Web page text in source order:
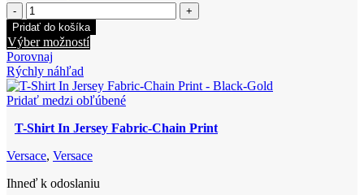
množstvo
T-
Shirt
In
Jersey
Fabric-
Barocco
Palm
Print
Pridať do košíka
Výber možnostíTento
viacero
variantov.
si
vybrať
stránke
Porovnaj
Rýchly náhľad
Pridať medzi obľúbené
T-Shirt In Jersey Fabric-Chain Print
Versace, Versace
Ihneď k odoslaniu